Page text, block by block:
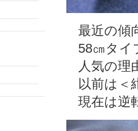
最近の傾
58㎝タイ
人気の理
以前は＜
現在は逆